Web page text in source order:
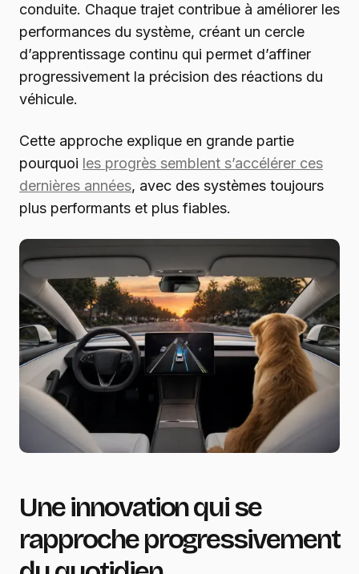
conduite. Chaque trajet contribue à améliorer les
performances du système, créant un cercle
d’apprentissage continu qui permet d’affiner
progressivement la précision des réactions du
véhicule.
Cette approche explique en grande partie
pourquoi les progrès semblent s’accélérer ces
dernières années, avec des systèmes toujours
plus performants et plus fiables.
Une innovation qui se
rapproche progressivement